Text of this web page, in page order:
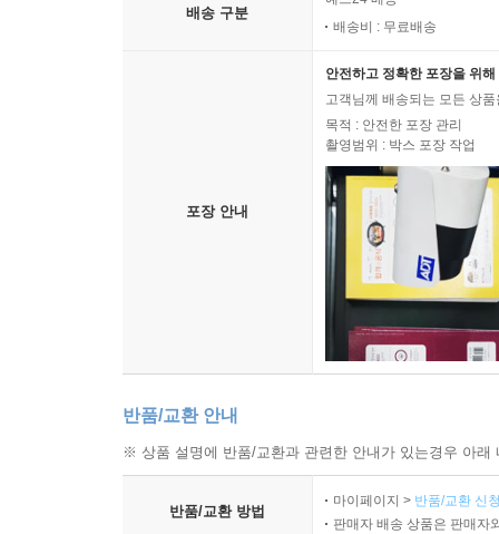
배송 구분
배송비 : 무료배송
포장 안내
안전하고 정확한 포장을 위
고객님께 배송되는 모든 상
목적 : 안전한 포장 관리
촬영범위 : 박스 포장 작업
반품/교환 안내
※ 상품 설명에 반품/교환과 관련한 안내가 있는경우 아
반품/교환 방법
마이페이지 > 반품/교환 신
판매자 배송 상품은 판매자